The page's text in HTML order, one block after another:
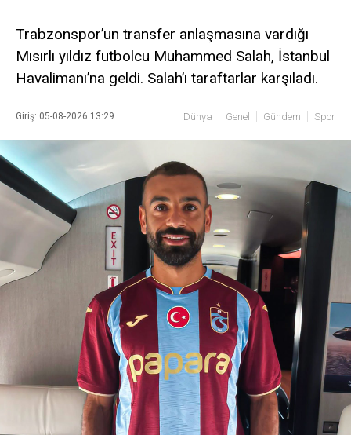
Trabzonspor’un transfer anlaşmasına vardığı
Mısırlı yıldız futbolcu Muhammed Salah, İstanbul
Havalimanı’na geldi. Salah’ı taraftarlar karşıladı.
Giriş: 05-08-2026 13:29 Dünya Genel Gündem Spor